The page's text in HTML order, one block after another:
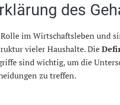
des
im Wirtschaftsleben und
vieler Haushalte. Die
sind wichtig, um die
zu treffen.